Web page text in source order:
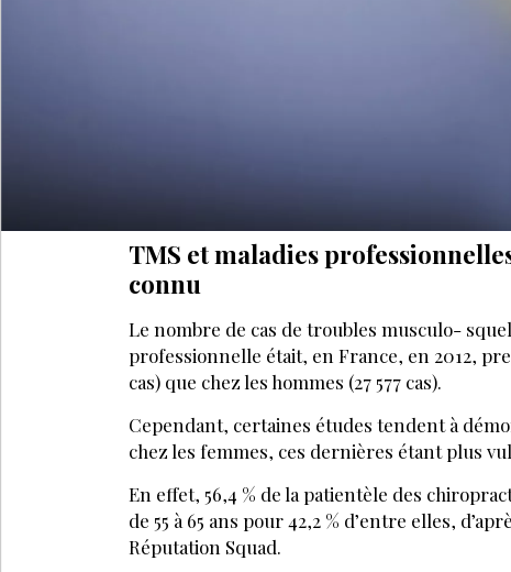
TMS et maladies
connu
Le nombre de cas de troubles musculo-
professionnelle était, en France, en 2012,
cas) que chez les hommes (27 577 cas).
Cependant, certaines études tendent à
chez les femmes, ces dernières étant plus
En effet, 56,4 % de la patientèle des
de 55 à 65 ans pour 42,2 % d’entre elles,
Réputation Squad.